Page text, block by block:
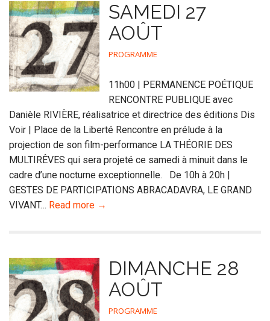
SAMEDI 27
AOÛT
PROGRAMME
11h00 | PERMANENCE POÉTIQUE
RENCONTRE PUBLIQUE avec
Danièle RIVIÈRE, réalisatrice et directrice des éditions Dis
Voir | Place de la Liberté Rencontre en prélude à la
projection de son film-performance LA THÉORIE DES
MULTIRÊVES qui sera projeté ce samedi à minuit dans le
cadre d’une nocturne exceptionnelle. De 10h à 20h |
GESTES DE PARTICIPATIONS ABRACADAVRA, LE GRAND
VIVANT… Read more →
DIMANCHE 28
AOÛT
PROGRAMME